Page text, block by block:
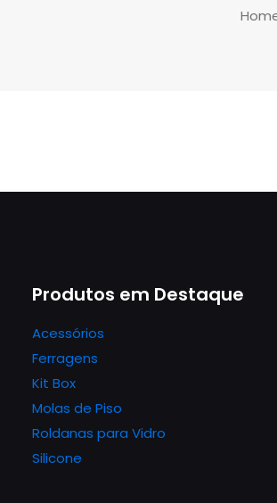
Produtos em Destaque
Acessórios
Ferragens
Kit Box
Molas de Piso
Roldanas para Vidro
Silicone